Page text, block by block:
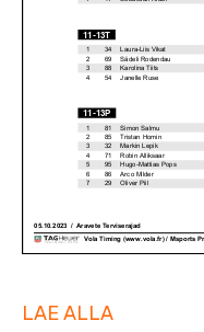
LAE ALLA